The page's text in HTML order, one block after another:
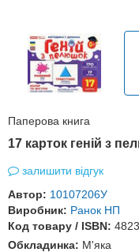
Паперова книга
17 карток геній з
залишити відгук
Автор: 10107206У
Виробник: Ранок НП
Код товару / ISBN:
Обкладинка: М'яка